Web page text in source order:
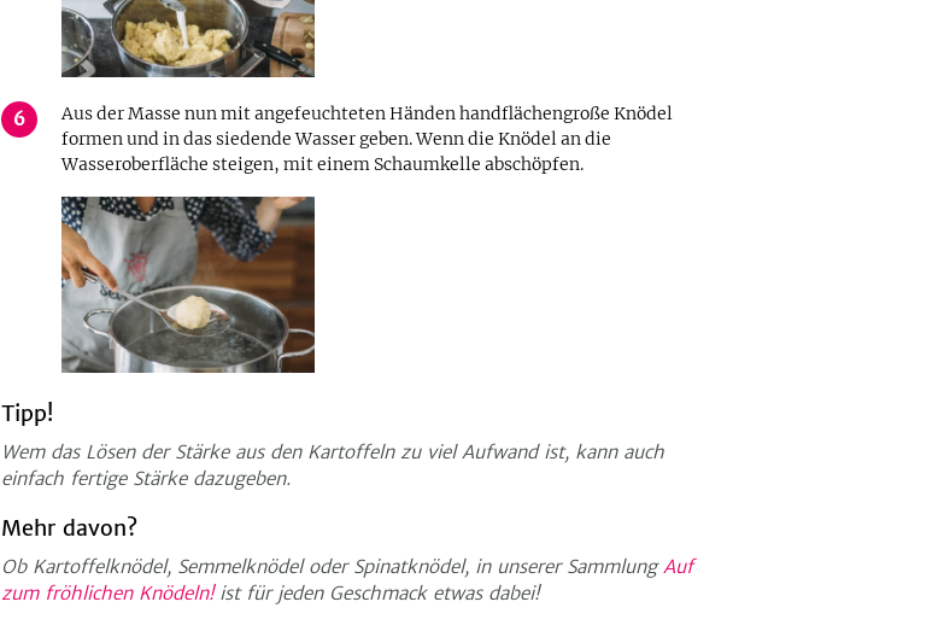
6
Aus der Masse nun mit angefeuchteten Händen handflächengroße Knödel
formen und in das siedende Wasser geben. Wenn die Knödel an die
Wasseroberfläche steigen, mit einem Schaumkelle abschöpfen.
Tipp!
Wem das Lösen der Stärke aus den Kartoffeln zu viel Aufwand ist, kann auch
einfach fertige Stärke dazugeben.
Mehr davon?
Ob Kartoffelknödel, Semmelknödel oder Spinatknödel, in unserer SammlungAuf
zum fröhlichen Knödeln!ist für jeden Geschmack etwas dabei!